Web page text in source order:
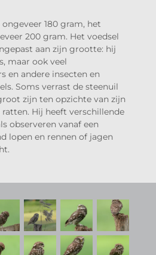
180 gram, het
200 gram. Het voedsel
aan zijn grootte: hij
maar ook veel
en andere insecten en
Soms verrast de steenuil
zijn ten opzichte van zijn
Hij heeft verschillende
observeren vanaf een
lopen en rennen of jagen